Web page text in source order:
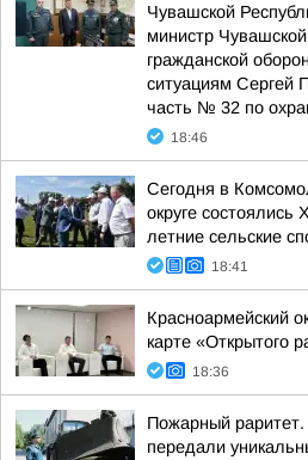
Чувашской
министр
гражданской
ситуациям Сергей
часть № 32 по
18:46
Сегодня в
округе состоялись
летние сельские
18:41
Красноармейский
карте «Открытого
18:36
Пожарный
передали